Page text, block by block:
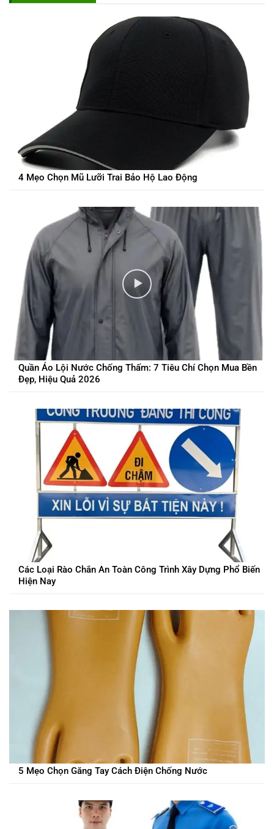
4 Mẹo Chọn Mũ Lưỡi Trai Bảo Hộ Lao Động
Quần Áo Lội Nước Chống Thấm: 7 Tiêu Chí Chọn Mua Bền
Đẹp, Hiệu Quả 2026
Các Loại Rào Chắn An Toàn Công Trình Xây Dựng Phổ Biến
Hiện Nay
5 Mẹo Chọn Găng Tay Cách Điện Chống Nước